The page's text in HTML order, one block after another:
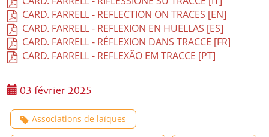
CARD. FARRELL - REFLECTION ON TRACES [EN]
CARD. FARRELL - REFLEXION EN HUELLAS [ES]
CARD. FARRELL - RÉFLEXION DANS TRACCE [FR]
CARD. FARRELL - REFLEXÃO EM TRACCE [PT]
03 février 2025
Associations de laïques